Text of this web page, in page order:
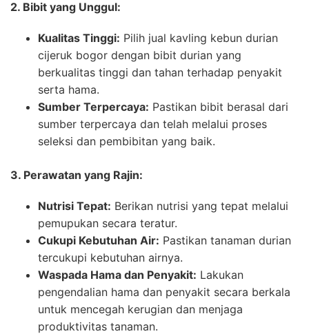
2. Bibit yang Unggul:
Kualitas Tinggi: Pilih jual kavling kebun durian
cijeruk bogor dengan bibit durian yang
berkualitas tinggi dan tahan terhadap penyakit
serta hama.
Sumber Terpercaya: Pastikan bibit berasal dari
sumber terpercaya dan telah melalui proses
seleksi dan pembibitan yang baik.
3. Perawatan yang Rajin:
Nutrisi Tepat: Berikan nutrisi yang tepat melalui
pemupukan secara teratur.
Cukupi Kebutuhan Air: Pastikan tanaman durian
tercukupi kebutuhan airnya.
Waspada Hama dan Penyakit: Lakukan
pengendalian hama dan penyakit secara berkala
untuk mencegah kerugian dan menjaga
produktivitas tanaman.